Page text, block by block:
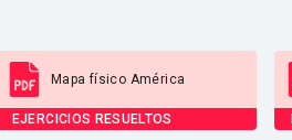
Mapa físico América
EJERCICIOS RESUELTOS